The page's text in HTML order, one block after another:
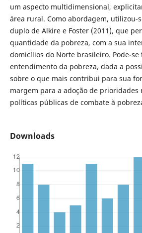
um aspecto multidimensional,
área rural. Como abordagem, utilizou-
duplo de Alkire e Foster (2011), que
quantidade da pobreza, com a sua
domicílios do Norte brasileiro. Pode-
entendimento da pobreza, dada a
sobre o que mais contribui para sua
margem para a adoção de prioridades
políticas públicas de combate à
Downloads